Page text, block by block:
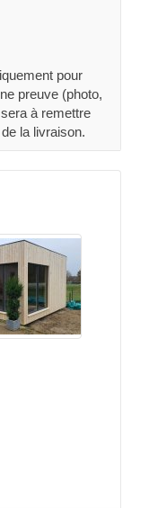
pour
preuve (photo,
à remettre
la livraison.